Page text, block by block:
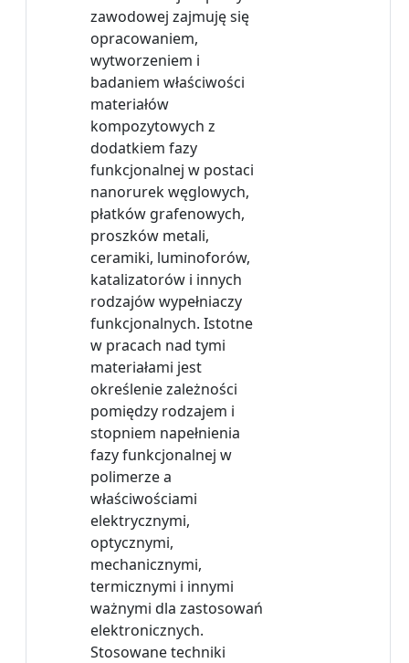
zawodowej zajmuję się
opracowaniem,
wytworzeniem i
badaniem właściwości
materiałów
kompozytowych z
dodatkiem fazy
funkcjonalnej w postaci
nanorurek węglowych,
płatków grafenowych,
proszków metali,
ceramiki, luminoforów,
katalizatorów i innych
rodzajów wypełniaczy
funkcjonalnych. Istotne
w pracach nad tymi
materiałami jest
określenie zależności
pomiędzy rodzajem i
stopniem napełnienia
fazy funkcjonalnej w
polimerze a
właściwościami
elektrycznymi,
optycznymi,
mechanicznymi,
termicznymi i innymi
ważnymi dla zastosowań
elektronicznych.
Stosowane techniki